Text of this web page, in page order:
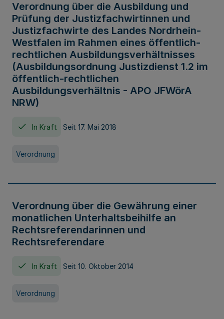
Verordnung über die Ausbildung und
Prüfung der Justizfachwirtinnen und
Justizfachwirte des Landes Nordrhein-
Westfalen im Rahmen eines öffentlich-
rechtlichen Ausbildungsverhältnisses
(Ausbildungsordnung Justizdienst 1.2 im
öffentlich-rechtlichen
Ausbildungsverhältnis - APO JFWörA
NRW)
In Kraft Seit 17. Mai 2018
Verordnung
Verordnung über die Gewährung einer
monatlichen Unterhaltsbeihilfe an
Rechtsreferendarinnen und
Rechtsreferendare
In Kraft Seit 10. Oktober 2014
Verordnung